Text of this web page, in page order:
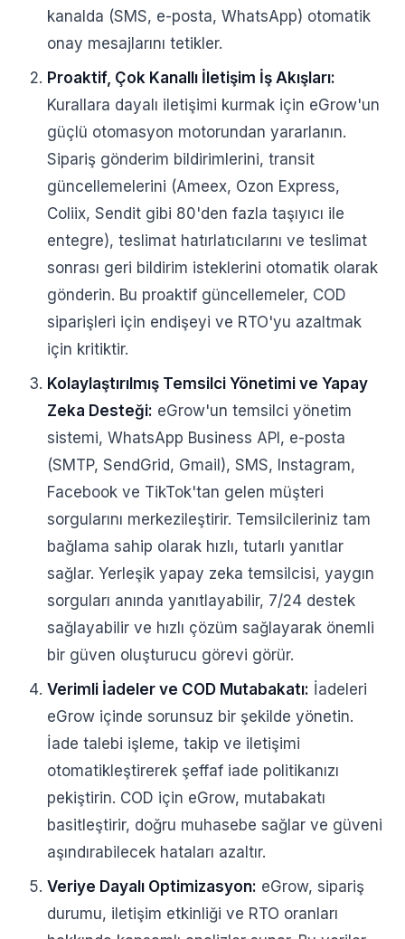
kanalda (SMS, e-posta, WhatsApp) otomatik
onay mesajlarını tetikler.
Proaktif, Çok Kanallı İletişim İş Akışları:
Kurallara dayalı iletişimi kurmak için eGrow'un
güçlü otomasyon motorundan yararlanın.
Sipariş gönderim bildirimlerini, transit
güncellemelerini (Ameex, Ozon Express,
Coliix, Sendit gibi 80'den fazla taşıyıcı ile
entegre), teslimat hatırlatıcılarını ve teslimat
sonrası geri bildirim isteklerini otomatik olarak
gönderin. Bu proaktif güncellemeler, COD
siparişleri için endişeyi ve RTO'yu azaltmak
için kritiktir.
Kolaylaştırılmış Temsilci Yönetimi ve Yapay
Zeka Desteği: eGrow'un temsilci yönetim
sistemi, WhatsApp Business API, e-posta
(SMTP, SendGrid, Gmail), SMS, Instagram,
Facebook ve TikTok'tan gelen müşteri
sorgularını merkezileştirir. Temsilcileriniz tam
bağlama sahip olarak hızlı, tutarlı yanıtlar
sağlar. Yerleşik yapay zeka temsilcisi, yaygın
sorguları anında yanıtlayabilir, 7/24 destek
sağlayabilir ve hızlı çözüm sağlayarak önemli
bir güven oluşturucu görevi görür.
Verimli İadeler ve COD Mutabakatı: İadeleri
eGrow içinde sorunsuz bir şekilde yönetin.
İade talebi işleme, takip ve iletişimi
otomatikleştirerek şeffaf iade politikanızı
pekiştirin. COD için eGrow, mutabakatı
basitleştirir, doğru muhasebe sağlar ve güveni
aşındırabilecek hataları azaltır.
Veriye Dayalı Optimizasyon: eGrow, sipariş
durumu, iletişim etkinliği ve RTO oranları